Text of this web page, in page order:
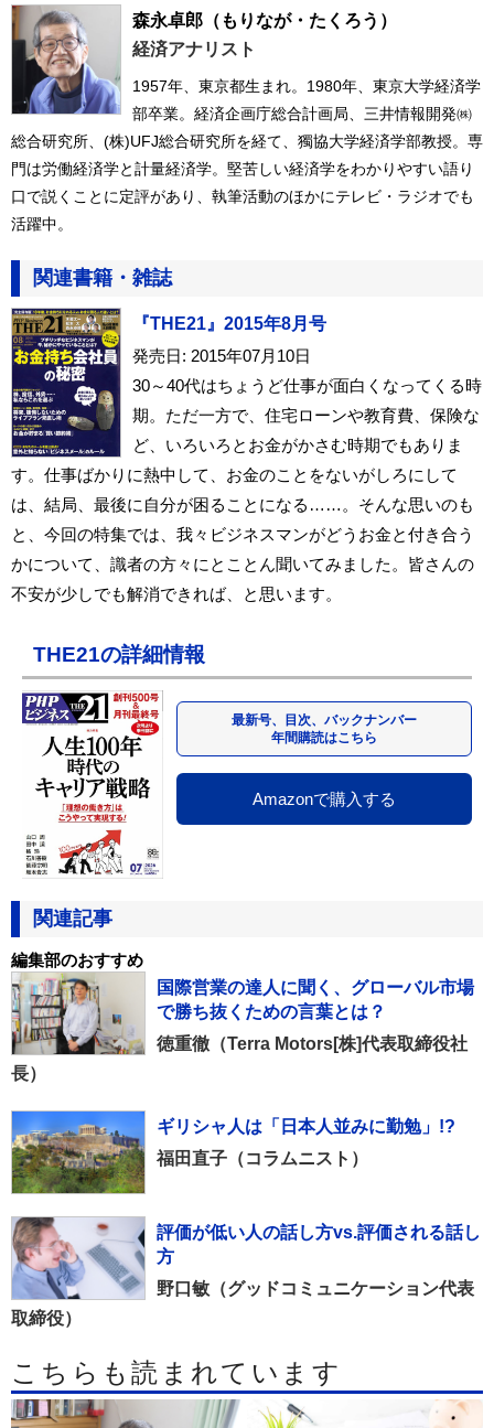
森永卓郎 （もりなが・たくろう）
経済アナリスト
1957年、東京都生まれ。1980年、東京大学経済学
部卒業。経済企画庁総合計画局、三井情報開発㈱
総合研究所、(株)UFJ総合研究所を経て、獨協大学経済学部教授。専
門は労働経済学と計量経済学。堅苦しい経済学をわかりやすい語り
口で説くことに定評があり、執筆活動のほかにテレビ・ラジオでも
活躍中。
関連書籍・雑誌
『THE21』2015年8月号
発売日: 2015年07月10日
30～40代はちょうど仕事が面白くなってくる時
期。ただ一方で、住宅ローンや教育費、保険な
ど、いろいろとお金がかさむ時期でもありま
す。仕事ばかりに熱中して、お金のことをないがしろにして
は、結局、最後に自分が困ることになる……。そんな思いのも
と、今回の特集では、我々ビジネスマンがどうお金と付き合う
かについて、識者の方々にとことん聞いてみました。皆さんの
不安が少しでも解消できれば、と思います。
THE21の詳細情報
最新号、目次、バックナンバー
年間購読はこちら
Amazonで購入する
関連記事
編集部のおすすめ
国際営業の達人に聞く、グローバル市場
で勝ち抜くための言葉とは？
徳重徹（Terra Motors[株]代表取締役社
長）
ギリシャ人は「日本人並みに勤勉」!?
福田直子（コラムニスト）
評価が低い人の話し方vs.評価される話し
方
野口敏（グッドコミュニケーション代表
取締役）
こちらも読まれています